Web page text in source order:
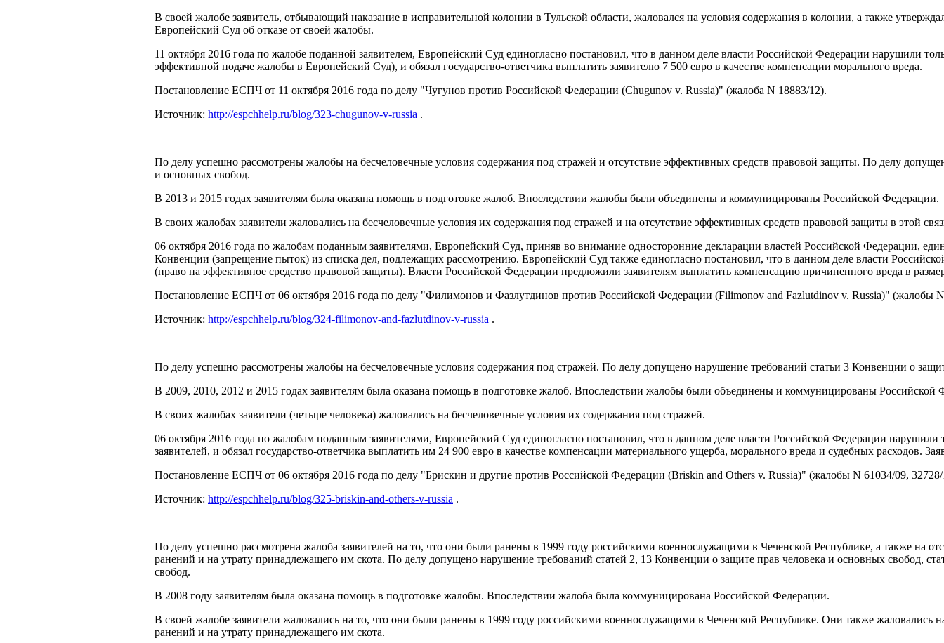
В своей жалобе заявитель, отбывающий наказание в исправительной колонии в Тульской области, жаловался на условия содержания в колонии, а также
Европейский Суд об отказе от своей жалобы.
11 октября 2016 года по жалобе поданной заявителем, Европейский Суд единогласно постановил, что в данном деле власти Российской Федерации нарушили
эффективной подаче жалобы в Европейский Суд), и обязал государство-ответчика выплатить заявителю 7 500 евро в качестве компенсации морального вреда.
Постановление ЕСПЧ от 11 октября 2016 года по делу "Чугунов против Российской Федерации (Chugunov v. Russia)" (жалоба N 18883/12).
Источник: http://espchhelp.ru/blog/323-chugunov-v-russia .
По делу успешно рассмотрены жалобы на бесчеловечные условия содержания под стражей и отсутствие эффективных средств правовой защиты. По делу
и основных свобод.
В 2013 и 2015 годах заявителям была оказана помощь в подготовке жалоб. Впоследствии жалобы были объединены и коммуницированы Российской Федерации.
В своих жалобах заявители жаловались на бесчеловечные условия их содержания под стражей и на отсутствие эффективных средств правовой защиты в этой
06 октября 2016 года по жалобам поданным заявителями, Европейский Суд, приняв во внимание односторонние декларации властей Российской Федерации,
Конвенции (запрещение пыток) из списка дел, подлежащих рассмотрению. Европейский Суд также единогласно постановил, что в данном деле власти
(право на эффективное средство правовой защиты). Власти Российской Федерации предложили заявителям выплатить компенсацию причиненного вреда в
Постановление ЕСПЧ от 06 октября 2016 года по делу "Филимонов и Фазлутдинов против Российской Федерации (Filimonov and Fazlutdinov v. Russia)" (жалобы
Источник: http://espchhelp.ru/blog/324-filimonov-and-fazlutdinov-v-russia .
По делу успешно рассмотрены жалобы на бесчеловечные условия содержания под стражей. По делу допущено нарушение требований статьи 3 Конвенции о
В 2009, 2010, 2012 и 2015 годах заявителям была оказана помощь в подготовке жалоб. Впоследствии жалобы были объединены и коммуницированы Российской
В своих жалобах заявители (четыре человека) жаловались на бесчеловечные условия их содержания под стражей.
06 октября 2016 года по жалобам поданным заявителями, Европейский Суд единогласно постановил, что в данном деле власти Российской Федерации
заявителей, и обязал государство-ответчика выплатить им 24 900 евро в качестве компенсации материального ущерба, морального вреда и судебных расходов.
Постановление ЕСПЧ от 06 октября 2016 года по делу "Брискин и другие против Российской Федерации (Briskin and Others v. Russia)" (жалобы N 61034/09,
Источник: http://espchhelp.ru/blog/325-briskin-and-others-v-russia .
По делу успешно рассмотрена жалоба заявителей на то, что они были ранены в 1999 году российскими военнослужащими в Чеченской Республике, а также на
ранений и на утрату принадлежащего им скота. По делу допущено нарушение требований статей 2, 13 Конвенции о защите прав человека и основных свобод,
свобод.
В 2008 году заявителям была оказана помощь в подготовке жалобы. Впоследствии жалоба была коммуницирована Российской Федерации.
В своей жалобе заявители жаловались на то, что они были ранены в 1999 году российскими военнослужащими в Чеченской Республике. Они также жаловались
ранений и на утрату принадлежащего им скота.